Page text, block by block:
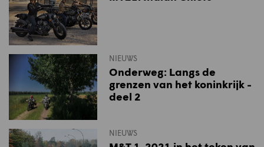
NIEUWS
Onderweg: Langs de
grenzen van het koninkrijk -
deel 2
NIEUWS